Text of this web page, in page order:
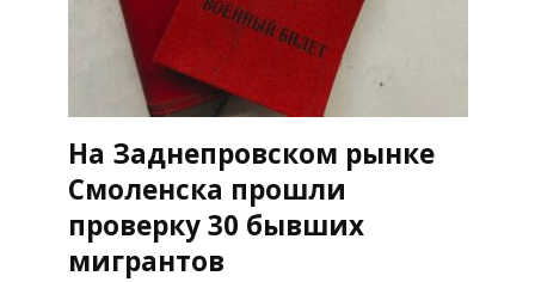
На Заднепровском рынке
Смоленска прошли
проверку 30 бывших
мигрантов